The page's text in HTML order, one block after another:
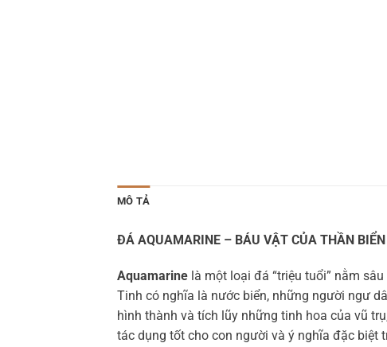
MÔ TẢ
ĐÁ AQUAMARINE – BÁU VẬT CỦA THẦN
Aquamarine là một loại đá “triệu tuổi” nằm
Tinh có nghĩa là nước biển, những người ngư
hình thành và tích lũy những tinh hoa của vũ
tác dụng tốt cho con người và ý nghĩa đặc biệt